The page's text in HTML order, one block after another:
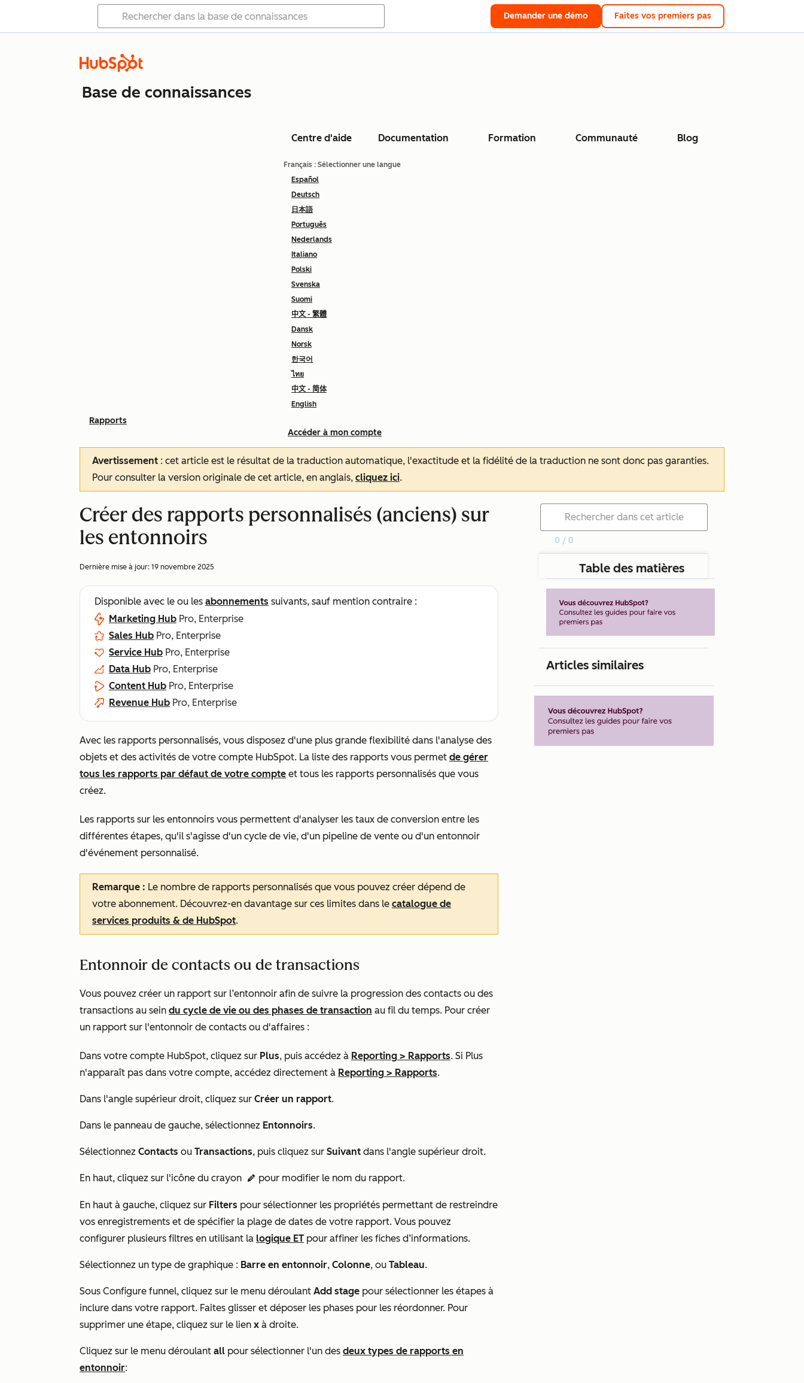
Demander une démo Faites vos premiers pas
Base de connaissances
Centre d'aide Documentation Formation Communauté Blog
Français : Sélectionner une langue
Español
Deutsch
日本語
Português
Nederlands
Italiano
Polski
Svenska
Suomi
中文 - 繁體
Dansk
Norsk
한국어
ไทย
中文 - 简体
English
Accéder à mon compte
Rapports
Avertissement : cet article est le résultat de la traduction automatique, l'exactitude et la fidélité de la traduction ne sont donc pas garanties.
Pour consulter la version originale de cet article, en anglais, cliquez ici.
Créer des rapports personnalisés (anciens) sur
les entonnoirs
Dernière mise à jour: 19 novembre 2025
Disponible avec le ou les abonnements suivants, sauf mention contraire :
Marketing Hub Pro, Enterprise
Sales Hub Pro, Enterprise
Service Hub Pro, Enterprise
Data Hub Pro, Enterprise
Content Hub Pro, Enterprise
Revenue Hub Pro, Enterprise
Avec les rapports personnalisés, vous disposez d'une plus grande flexibilité dans l'analyse des
objets et des activités de votre compte HubSpot. La liste des rapports vous permet de gérer
tous les rapports par défaut de votre compte et tous les rapports personnalisés que vous
créez.
Les rapports sur les entonnoirs vous permettent d'analyser les taux de conversion entre les
différentes étapes, qu'il s'agisse d'un cycle de vie, d'un pipeline de vente ou d'un entonnoir
d'événement personnalisé.
Remarque : Le nombre de rapports personnalisés que vous pouvez créer dépend de
votre abonnement. Découvrez-en davantage sur ces limites dans le catalogue de
services produits & de HubSpot.
Entonnoir de contacts ou de transactions
Vous pouvez créer un rapport sur l’entonnoir afin de suivre la progression des contacts ou des
transactions au sein du cycle de vie ou des phases de transaction au fil du temps. Pour créer
un rapport sur l'entonnoir de contacts ou d'affaires :
Dans votre compte HubSpot, cliquez sur Plus, puis accédez à Reporting > Rapports. Si Plus
n'apparaît pas dans votre compte, accédez directement à Reporting > Rapports.
Dans l'angle supérieur droit, cliquez sur Créer un rapport.
Dans le panneau de gauche, sélectionnez Entonnoirs.
Sélectionnez Contacts ou Transactions, puis cliquez sur Suivant dans l'angle supérieur droit.
En haut, cliquez sur l'icône du crayon edit pour modifier le nom du rapport.
En haut à gauche, cliquez sur Filters pour sélectionner les propriétés permettant de restreindre
vos enregistrements et de spécifier la plage de dates de votre rapport. Vous pouvez
configurer plusieurs filtres en utilisant la logique ET pour affiner les fiches d’informations.
Sélectionnez un type de graphique : Barre en entonnoir, Colonne, ou Tableau.
Sous Configure funnel, cliquez sur le menu déroulant Add stage pour sélectionner les étapes à
inclure dans votre rapport. Faites glisser et déposer les phases pour les réordonner. Pour
supprimer une étape, cliquez sur le lien x à droite.
Cliquez sur le menu déroulant all pour sélectionner l'un des deux types de rapports en
entonnoir:
0 / 0
Table des matières
Articles similaires